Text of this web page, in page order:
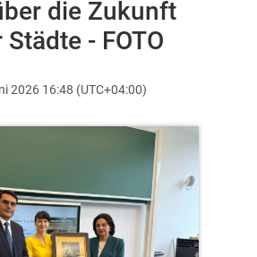
die Zukunft
- FOTO
2026 16:48 (UTC+04:00)